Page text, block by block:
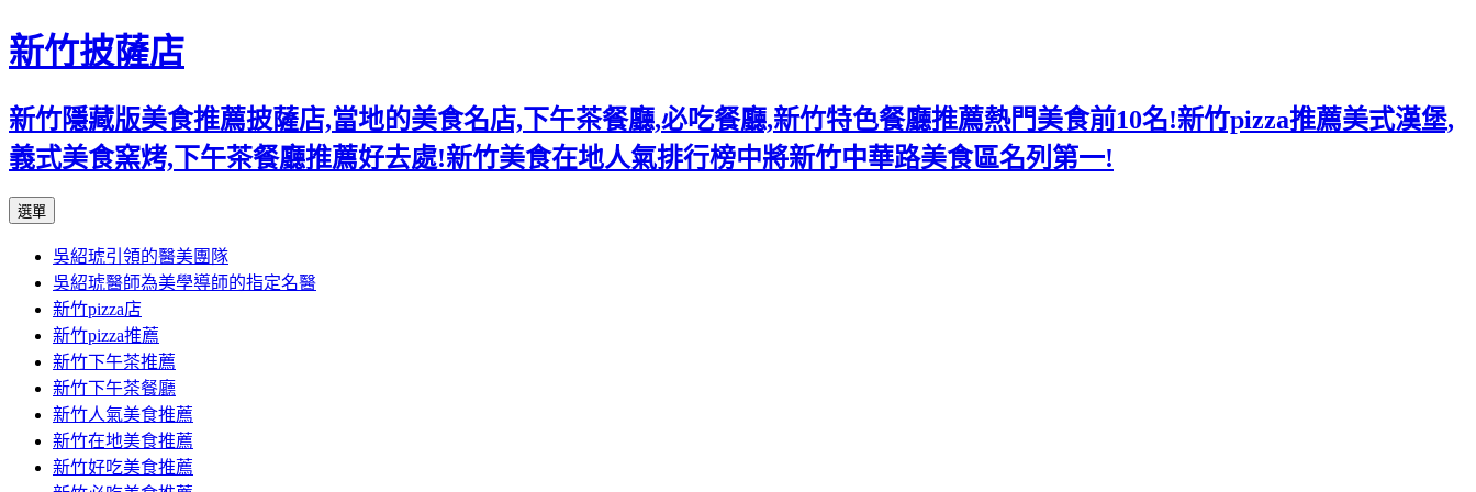
新竹披薩店
新竹隱藏版美食推薦披薩店,當地的美食名店,下午茶餐廳,必吃餐廳,新竹特色餐廳推薦熱門美食前10名!新竹pizza推薦美式漢堡,
義式美食窯烤,下午茶餐廳推薦好去處!新竹美食在地人氣排行榜中將新竹中華路美食區名列第一!
選單
主
要
內
容
吳紹琥引領的醫美團隊
吳紹琥醫師為美學導師的指定名醫
新竹pizza店
新竹pizza推薦
新竹下午茶推薦
新竹下午茶餐廳
新竹人氣美食推薦
新竹在地美食推薦
新竹好吃美食推薦